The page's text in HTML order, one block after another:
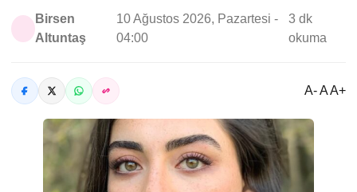
Birsen
Altuntaş
10 Ağustos 2026, Pazartesi -
04:00
3 dk
okuma
A- A A+